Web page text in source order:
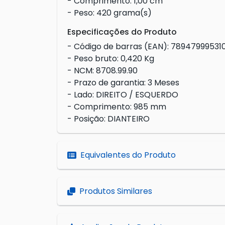
- Peso: 420 grama(s)
Especificações do Produto
- Código de barras (EAN):
- Peso bruto: 0,420 Kg
- NCM: 8708.99.90
- Prazo de garantia: 3 Meses
- Lado: DIREITO / ESQUERDO
- Comprimento: 985 mm
- Posição: DIANTEIRO
Equivalentes do Produto
Produtos Similares